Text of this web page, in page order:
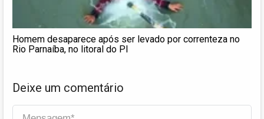
Homem desaparece após ser levado por correnteza no
Rio Parnaíba, no litoral do PI
Deixe um comentário